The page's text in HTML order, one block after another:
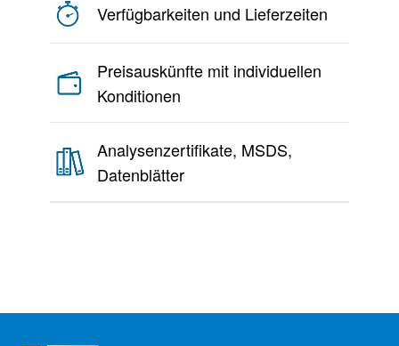
Verfügbarkeiten und Lieferzeiten
Preisauskünfte mit individuellen
Konditionen
Analysenzertifikate, MSDS,
Datenblätter